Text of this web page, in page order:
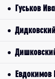
Гуськов
Евдокимов